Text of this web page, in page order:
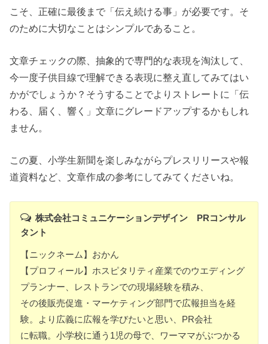
こそ、正確に最後まで「伝え続ける事」が必要です。そ
のために大切なことはシンプルであること。
文章チェックの際、抽象的で専門的な表現を淘汰して、
今一度子供目線で理解できる表現に整え直してみてはい
かがでしょうか？そうすることでよりストレートに「伝
わる、届く、響く」文章にグレードアップするかもしれ
ません。
この夏、小学生新聞を楽しみながらプレスリリースや報
道資料など、文章作成の参考にしてみてくださいね。
株式会社コミュニケーションデザイン PRコンサル
タント
【ニックネーム】おかん
【プロフィール】ホスピタリティ産業でのウエディング
プランナー、レストランでの現場経験を積み、
その後販売促進・マーケティング部門で広報担当を経
験。より広義に広報を学びたいと思い、PR会社
に転職。小学校に通う1児の母で、ワーママがぶつかる